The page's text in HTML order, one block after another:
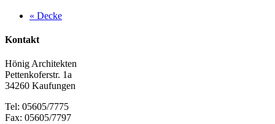
« Decke
Kontakt
Hönig Architekten
Pettenkoferstr. 1a
34260 Kaufungen
Tel: 05605/7775
Fax: 05605/7797